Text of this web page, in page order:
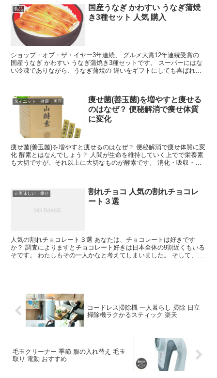
食品
国産うなぎ かわすい うなぎ蒲焼
き3種セット 人気 購入
ショップ・オブ・ザ・イヤー3年連続、 グルメ大賞12年連続受賞の
国産うなぎ かわすい うなぎ蒲焼き3種セットです。 スーパーにはな
い冷凍でありながら、うなぎ蒲焼の 違いをギフトにしても喜ばれま
ダイエット・健康・美容
痩せ菌(善玉菌)を増やすと痩せる
のはなぜ？ 便秘解消で痩せ体質
に変化
痩せ菌(善玉菌)を増やすと痩せるのはなぜ？ 便秘解消で痩せ体質に変
化 酵素とはなんでしょう？ 人間が生命を維持していく上でで栄養素
も大切ですが、それ以上に大切なものが酵素です。 消化・吸収・代
☆美味しい・幸せ
割れチョコ 人気の割れチョコレ
ート３選
人気の割れチョコレート３選 あなたは、チョコレートは好きです
か？ 調査によりますとチョコレート好きは日本全体の9割近くもいる
そです。 わたしもその一人かなと考えてしまいました。 そして、と
コードレス掃除機 一人暮らし 掃除 日立
掃除機ラクかるスティック 楽天
毛玉クリーナー 季節 服の入れ替え 毛玉
取り 電動 おすすめ